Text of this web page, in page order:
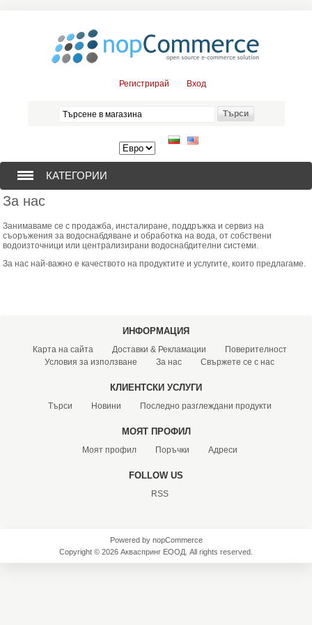
Регистрирай Вход
КАТЕГОРИИ
СОНДАЖНИ ПОМПИ (376)
ПОТОПЯЕМИ ДВИГАТЕЛИ (57)
ХИДРОФОРНИ СЪДОВЕ (0)
STAINLESS STELL PIPES AND PRESS FITTINGS (2)
ОМЕКОТИТЕЛИ (0)
КОМПОНЕНТИ ЗА ОМЕКОТИТЕЛНИ СИСТЕМИ (6)
За нас
Занимаваме се с продажба, инсталиране, поддръжка и сервиз на
съоръжения за водоснабдяване и обработка на вода, от собствени
водоизточници или централизирани водоснабдителни системи.
За нас най-важно е качеството на продуктите и услугите, които предлагаме.
ИНФОРМАЦИЯ
Карта на сайта Доставки & Рекламации
Поверителност
Условия за използване
За нас Свържете се с нас
КЛИЕНТСКИ УСЛУГИ
Търси Новини Последно разглеждани продукти
МОЯТ ПРОФИЛ
Моят профил Поръчки Адреси
FOLLOW US
RSS
Powered by nopCommerce
Copyright © 2026 Акваспринг ЕООД. All rights reserved.